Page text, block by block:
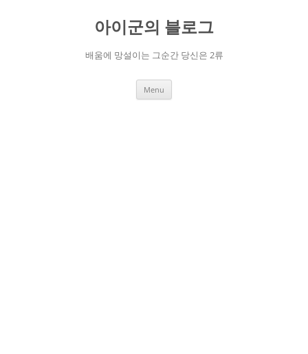
아이군의 블로그
배움에 망설이는 그순간 당신은 2류
Menu